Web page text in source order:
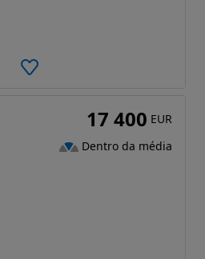
17 400 EUR
Dentro da média